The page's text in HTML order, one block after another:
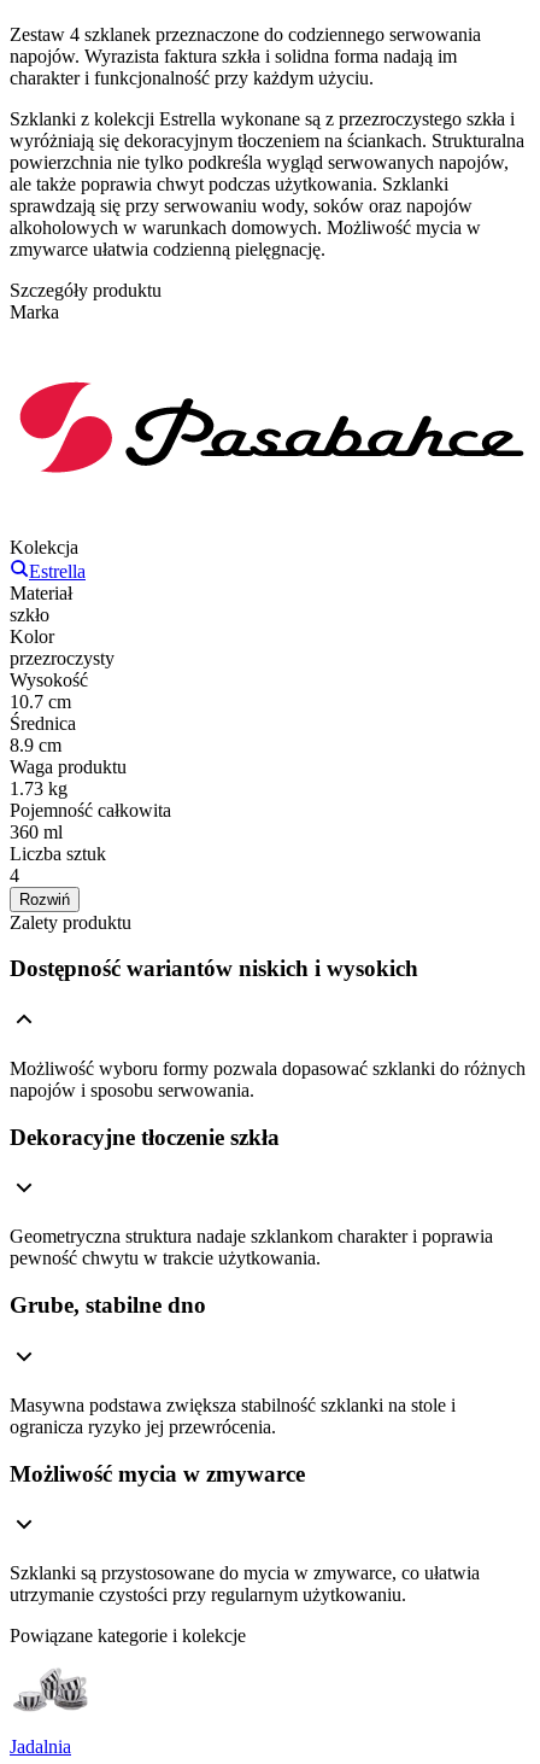
Zestaw 4 szklanek przeznaczone do codziennego serwowania
napojów. Wyrazista faktura szkła i solidna forma nadają im
charakter i funkcjonalność przy każdym użyciu.
Szklanki z kolekcji Estrella wykonane są z przezroczystego szkła i
wyróżniają się dekoracyjnym tłoczeniem na ściankach. Strukturalna
powierzchnia nie tylko podkreśla wygląd serwowanych napojów,
ale także poprawia chwyt podczas użytkowania. Szklanki
sprawdzają się przy serwowaniu wody, soków oraz napojów
alkoholowych w warunkach domowych. Możliwość mycia w
zmywarce ułatwia codzienną pielęgnację.
Szczegóły produktu
Marka
Kolekcja
Estrella
Materiał
szkło
Kolor
przezroczysty
Wysokość
10.7 cm
Średnica
8.9 cm
Waga produktu
1.73 kg
Pojemność całkowita
360 ml
Liczba sztuk
4
Rozwiń
Zalety produktu
Dostępność wariantów niskich i wysokich
Możliwość wyboru formy pozwala dopasować szklanki do różnych
napojów i sposobu serwowania.
Dekoracyjne tłoczenie szkła
Geometryczna struktura nadaje szklankom charakter i poprawia
pewność chwytu w trakcie użytkowania.
Grube, stabilne dno
Masywna podstawa zwiększa stabilność szklanki na stole i
ogranicza ryzyko jej przewrócenia.
Możliwość mycia w zmywarce
Szklanki są przystosowane do mycia w zmywarce, co ułatwia
utrzymanie czystości przy regularnym użytkowaniu.
Powiązane kategorie i kolekcje
Jadalnia